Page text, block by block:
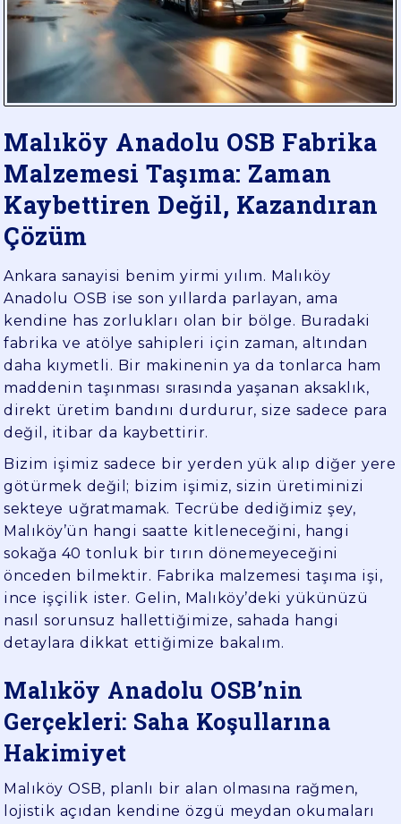
DÖKME
YÜK
TAŞIMA
Malıköy Anadolu OSB Fabrika
Malzemesi Taşıma: Zaman
Kaybettiren Değil, Kazandıran
Çözüm
Ankara sanayisi benim yirmi yılım. Malıköy
Anadolu OSB ise son yıllarda parlayan, ama
kendine has zorlukları olan bir bölge. Buradaki
fabrika ve atölye sahipleri için zaman, altından
daha kıymetli. Bir makinenin ya da tonlarca ham
maddenin taşınması sırasında yaşanan aksaklık,
direkt üretim bandını durdurur, size sadece para
değil, itibar da kaybettirir.
Bizim işimiz sadece bir yerden yük alıp diğer yere
götürmek değil; bizim işimiz, sizin üretiminizi
sekteye uğratmamak. Tecrübe dediğimiz şey,
Malıköy’ün hangi saatte kitleneceğini, hangi
sokağa 40 tonluk bir tırın dönemeyeceğini
önceden bilmektir. Fabrika malzemesi taşıma işi,
ince işçilik ister. Gelin, Malıköy’deki yükünüzü
nasıl sorunsuz hallettiğimize, sahada hangi
detaylara dikkat ettiğimize bakalım.
Malıköy Anadolu OSB’nin
Gerçekleri: Saha Koşullarına
Hakimiyet
Malıköy OSB, planlı bir alan olmasına rağmen,
lojistik açıdan kendine özgü meydan okumaları